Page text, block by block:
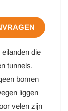
die
tunnels.
bomen
liggen
velen zijn